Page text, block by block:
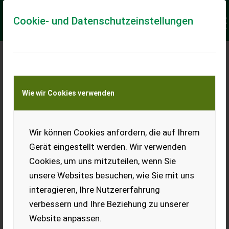
Cookie- und Datenschutzeinstellungen
Wie wir Cookies verwenden
Wir können Cookies anfordern, die auf Ihrem
Gerät eingestellt werden. Wir verwenden
Cookies, um uns mitzuteilen, wenn Sie
unsere Websites besuchen, wie Sie mit uns
interagieren, Ihre Nutzererfahrung
verbessern und Ihre Beziehung zu unserer
Website anpassen.
Meine Transportkostenanfrage
Transport von Land- und Baumaschinen –
KEINE Tiertransporte
Ladeort
Ort